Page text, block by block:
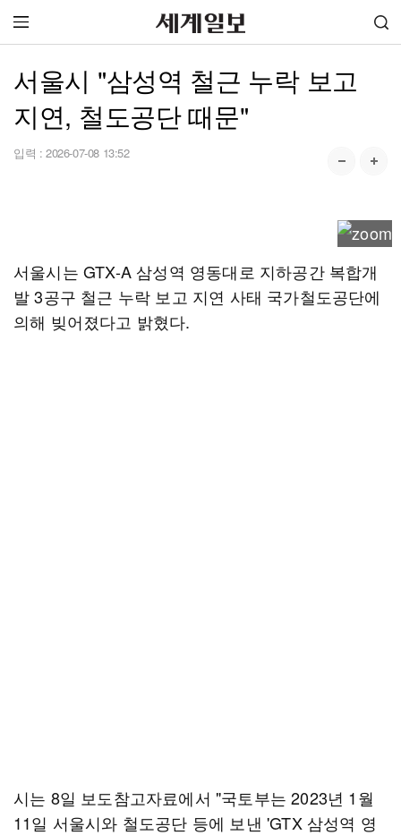
서울시 "삼성역 철근 누락 보고
지연, 철도공단 때문"
입력 : 2026-07-08 13:52
서울시는 GTX-A 삼성역 영동대로 지하공간 복합개
발 3공구 철근 누락 보고 지연 사태 국가철도공단에
의해 빚어졌다고 밝혔다.
시는 8일 보도참고자료에서 "국토부는 2023년 1월
11일 서울시와 철도공단 등에 보낸 'GTX 삼성역 영